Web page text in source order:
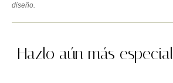
diseño.
Hazlo aún más especial